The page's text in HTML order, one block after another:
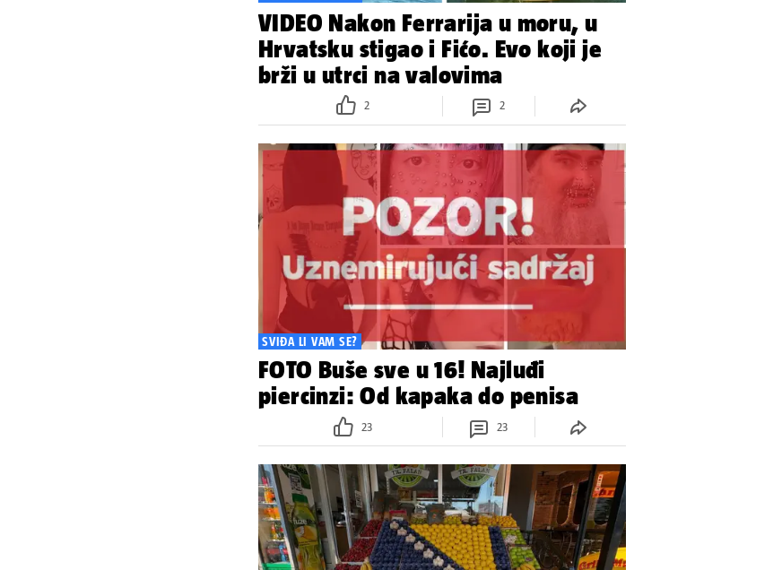
VIDEO Nakon Ferrarija u moru, u
Hrvatsku stigao i Fićo. Evo koji je
brži u utrci na valovima
2 2
SVIĐA LI VAM SE?
FOTO Buše sve u 16! Najluđi
piercinzi: Od kapaka do penisa
23 23